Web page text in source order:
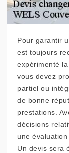
Pour garantir
est toujours
expérimenté
vous devez
partiel ou
de bonne
prestations.
décisions
une
Un devis sera